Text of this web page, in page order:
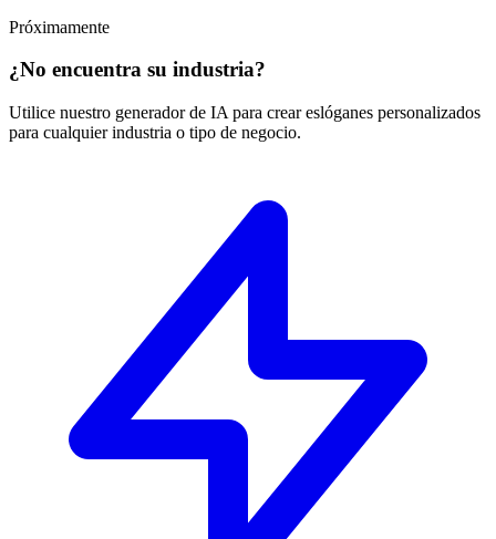
Próximamente
¿No encuentra su industria?
Utilice nuestro generador de IA para crear eslóganes personalizados
para cualquier industria o tipo de negocio.